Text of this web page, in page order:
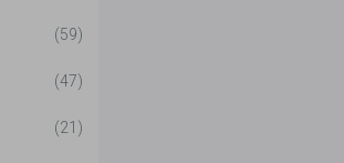
(59)
(47)
(21)